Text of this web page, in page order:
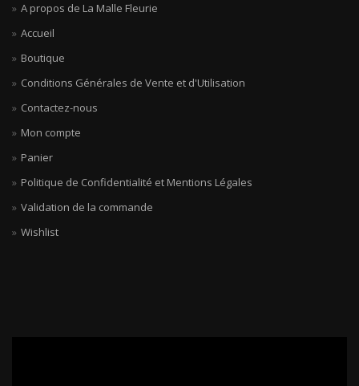
A propos de La Malle Fleurie
Accueil
Boutique
Conditions Générales de Vente et d'Utilisation
Contactez-nous
Mon compte
Panier
Politique de Confidentialité et Mentions Légales
Validation de la commande
Wishlist